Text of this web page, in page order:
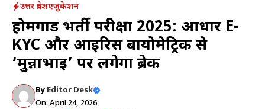
उत्तर प्रदेशएजुकेशन
होमगार्ड भर्ती परीक्षा 2025: आधार E-
KYC और आइरिस बायोमेट्रिक से
‘मुन्नाभाई’ पर लगेगा ब्रेक
By Editor Desk
On: April 24, 2026